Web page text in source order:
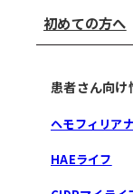
初めての方へ
患者さん向け
ヘモフィリア
HAEライフ